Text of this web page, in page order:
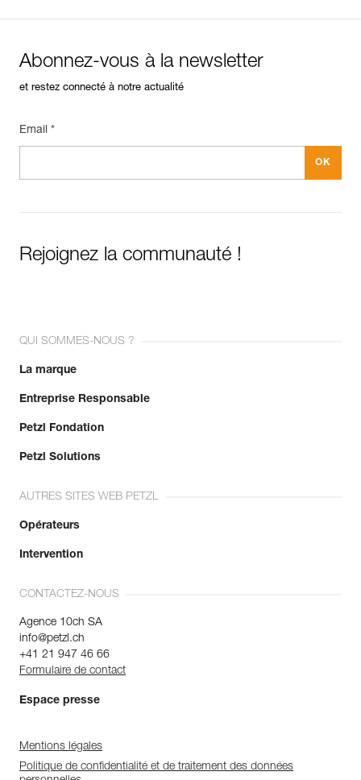
Voir tous les contenus techniques
Abonnez-vous à la newsletter
et restez connecté à notre actualité
Email *
Rejoignez la communauté !
QUI SOMMES-NOUS ?
La marque
Entreprise Responsable
Petzl Fondation
Petzl Solutions
AUTRES SITES WEB PETZL
Opérateurs
Intervention
CONTACTEZ-NOUS
Agence 10ch SA
info@petzl.ch
+41 21 947 46 66
Formulaire de contact
Espace presse
Mentions légales
Politique de confidentialité et de traitement des données